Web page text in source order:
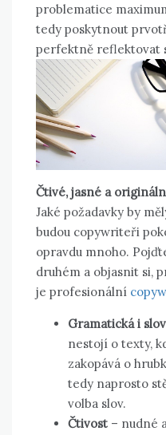
problematice
tedy poskytnout
perfektně reflektovat
Čtivé, jasné a
Jaké požadavky by
budou copywriteři
opravdu mnoho.
druhém a objasnit si,
je profesionální
Gramatická i
nestojí o texty,
zakopává o
tedy naprosto
volba slov.
Čtivost – nudné